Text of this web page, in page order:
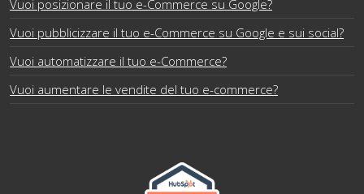
Vuoi posizionare il tuo e-Commerce su Google?
Vuoi pubblicizzare il tuo e-Commerce su Google e sui social?
Vuoi automatizzare il tuo e-Commerce?
Vuoi aumentare le vendite del tuo e-commerce?